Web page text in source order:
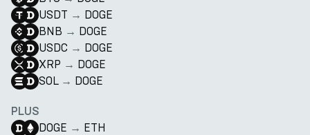
USDT → DOGE
BNB → DOGE
USDC → DOGE
XRP → DOGE
SOL → DOGE
PLUS
DOGE → ETH